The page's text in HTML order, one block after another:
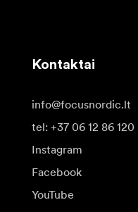
Kontaktai
info@focusnordic.lt
tel: +37 06 12 86 120
Instagram
Facebook
YouTube